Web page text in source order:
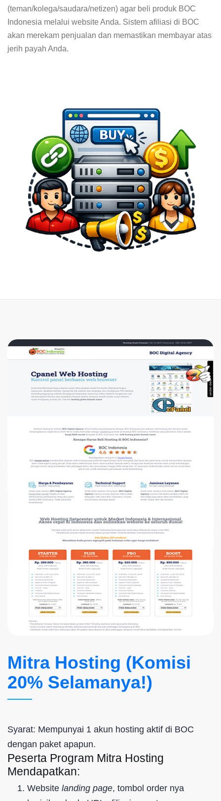
(teman/kolega/saudara/netizen) agar beli produk BOC
Indonesia melalui website Anda. Sistem afiliasi di BOC
akan merekam penjualan dan memastikan membayar atas
jerih payah Anda.
Mitra Hosting (Komisi
20% Selamanya!)
Syarat: Mempunyai 1 akun hosting aktif di BOC
dengan paket apapun.
Peserta Program Mitra Hosting
Mendapatkan:
Website landing page, tombol order nya